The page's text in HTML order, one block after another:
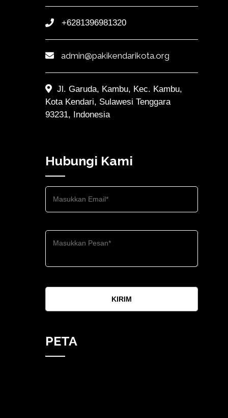
+6281396981320
admin@pakikendarikota.org
Jl. Garuda, Kambu, Kec. Kambu,
Kota Kendari, Sulawesi Tenggara
93231, Indonesia
Hubungi Kami
KIRIM
PETA